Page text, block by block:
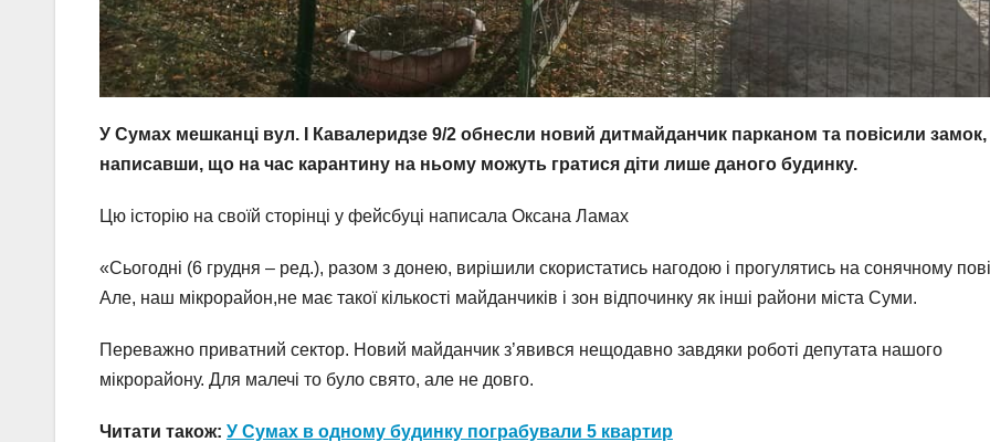
У Сумах мешканці вул. І Кавалеридзе 9/2 обнесли новий дитмайданчик парканом та повісили замок,
написавши, що на час карантину на ньому можуть гратися діти лише даного будинку.
Цю історію на своїй сторінці у фейсбуці написала Оксана Ламах
«Сьогодні (6 грудня – ред.), разом з донею, вирішили скористатись нагодою і прогулятись на сонячному
Але, наш мікрорайон,не має такої кількості майданчиків і зон відпочинку як інші райони міста Суми.
Переважно приватний сектор. Новий майданчик з’явився нещодавно завдяки роботі депутата нашого
мікрорайону. Для малечі то було свято, але не довго.
Читати також: У Сумах в одному будинку пограбували 5 квартир